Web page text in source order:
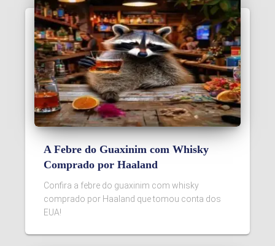
A Febre do Guaxinim com Whisky
Comprado por Haaland
Confira a febre do guaxinim com whisky
comprado por Haaland que tomou conta dos
EUA!